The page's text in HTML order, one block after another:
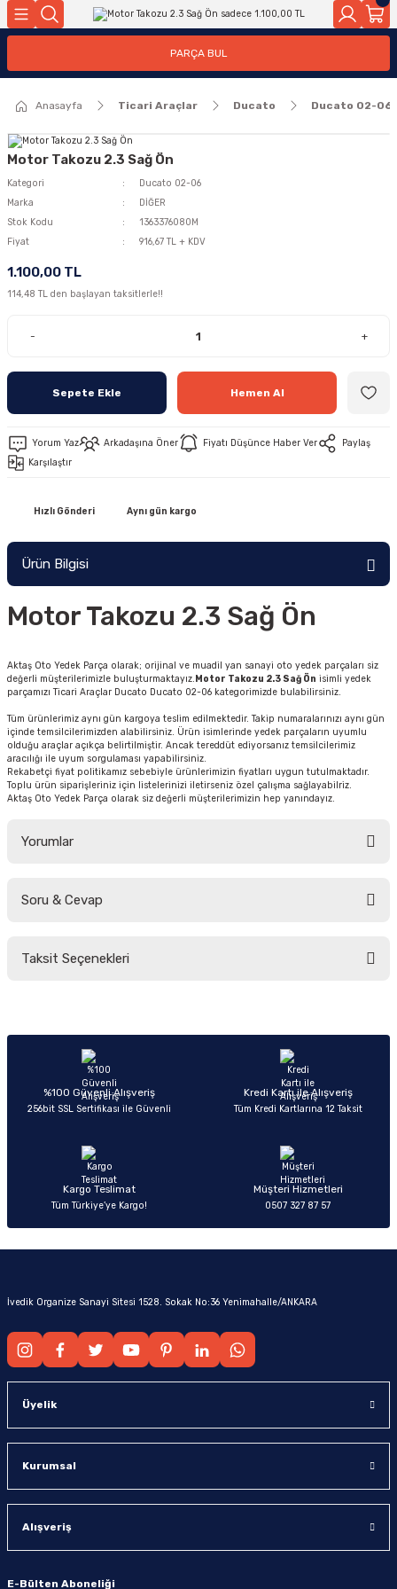
PARÇA BUL
Anasayfa Ticari Araçlar Ducato Ducato 02-06
Motor Takozu 2.3 Sağ Ön
Kategori
Ducato 02-06
Marka
DİĞER
Stok Kodu
1363376080M
Fiyat
916,67 TL + KDV
1.100,00 TL
114,48 TL den başlayan taksitlerle!!
- +
Sepete Ekle Hemen Al
Yorum Yaz Arkadaşına Öner Fiyatı Düşünce Haber Ver
Paylaş
Karşılaştır
Hızlı Gönderi Aynı gün kargo
Ürün Bilgisi
Motor Takozu 2.3 Sağ Ön
Aktaş Oto Yedek Parça olarak; orijinal ve muadil yan sanayi oto yedek parçaları siz
değerli müşterilerimizle buluşturmaktayız.Motor Takozu 2.3 Sağ Ön isimli yedek
parçamızı Ticari Araçlar Ducato Ducato 02-06 kategorimizde bulabilirsiniz.
Tüm ürünlerimiz aynı gün kargoya teslim edilmektedir. Takip numaralarınızı aynı gün
içinde temsilcilerimizden alabilirsiniz. Ürün isimlerinde yedek parçaların uyumlu
olduğu araçlar açıkça belirtilmiştir. Ancak tereddüt ediyorsanız temsilcilerimiz
aracılığı ile uyum sorgulaması yapabilirsiniz.
Rekabetçi fiyat politikamız sebebiyle ürünlerimizin fiyatları uygun tutulmaktadır.
Toplu ürün siparişleriniz için listelerinizi iletirseniz özel çalışma sağlayabilriz.
Aktaş Oto Yedek Parça olarak siz değerli müşterilerimizin hep yanındayız.
Yorumlar
Soru & Cevap
Taksit Seçenekleri
%100 Güvenli Alışveriş
256bit SSL Sertifikası ile Güvenli
Kredi Kartı ile Alışveriş
Tüm Kredi Kartlarına 12 Taksit
Kargo Teslimat
Tüm Türkiye’ye Kargo!
Müşteri Hizmetleri
0507 327 87 57
İvedik Organize Sanayi Sitesi 1528. Sokak No:36 Yenimahalle/ANKARA
Üyelik
Kurumsal
Alışveriş
E-Bülten Aboneliği